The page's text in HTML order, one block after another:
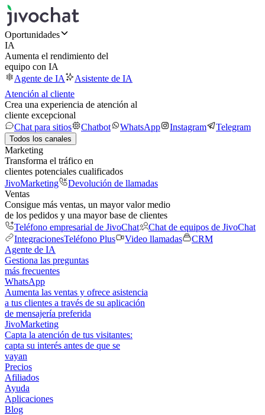
Oportunidades
IA
Aumenta el rendimiento del
equipo con IA
Agente de IA
Asistente de IA
Atención al cliente
Crea una experiencia de atención al
cliente excepcional
Chat para sitios
Chatbot WhatsApp Instagram Telegram
Todos los canales
Marketing
Transforma el tráfico en
clientes potenciales cualificados
JivoMarketing
Devolución de llamadas
Ventas
Consigue más ventas, un mayor valor medio
de los pedidos y una mayor base de clientes
Teléfono empresarial de JivoChat
Chat de equipos de JivoChat
IntegracionesTeléfono Plus Video llamadas
CRM
Agente de IA
Gestiona las preguntas
más frecuentes
WhatsApp
Aumenta las ventas y ofrece asistencia
a tus clientes a través de su aplicación
de mensajería preferida
JivoMarketing
Capta la atención de tus visitantes:
capta su interés antes de que se
vayan
Precios
Afiliados
Ayuda
Aplicaciones
Blog